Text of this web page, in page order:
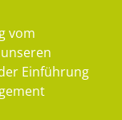
vom
Einführung